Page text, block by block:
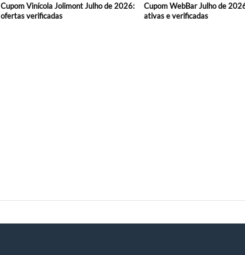
Cupom Vinícola Jolimont Julho de 2026:
ofertas verificadas
Cupom WebBar Julho de
ativas e verificadas